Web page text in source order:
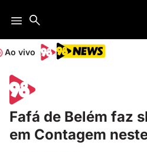
Ao vivo
Fafá de Belém faz
em Contagem